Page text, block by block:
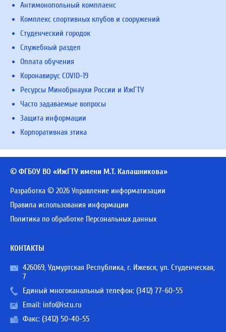
Антимонопольный комплаенс
Комплекс спортивных клубов и сооружений
Студенческий городок
Служебный раздел
Оплата обучения
Коронавирус COVID-19
Ресурсы Минобрнауки России и ИжГТУ
Часто задаваемые вопросы
Защита информации
Корпоративная этика
© ФГБОУ ВО «ИжГТУ имени М.Т. Калашникова»
Разработка © 2026 Управление информатизации
Правила использования информации
Политика по обработке Персональных данных
КОНТАКТЫ
426069, Удмуртская Республика, г. Ижевск, ул. Студенческая,
7
Единый многоканальный телефон: (3412) 77-60-55
Email: info@istu.ru
Факс: (3412) 50-40-55